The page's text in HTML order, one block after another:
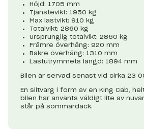
Höjd: 1705 mm
Tjänstevikt: 1950 kg
Max lastvikt: 910 kg
Totalvikt: 2860 kg
Ursprunglig totalvikt: 2860 kg
Främre överhäng: 920 mm
Bakre överhäng: 1310 mm
Lastutrymmets längd: 1894 mm
Bilen är servad senast vid cirka 23
En slitvarg i form av en King Cab,
bilen har använts väldigt lite av
står på sommardäck.